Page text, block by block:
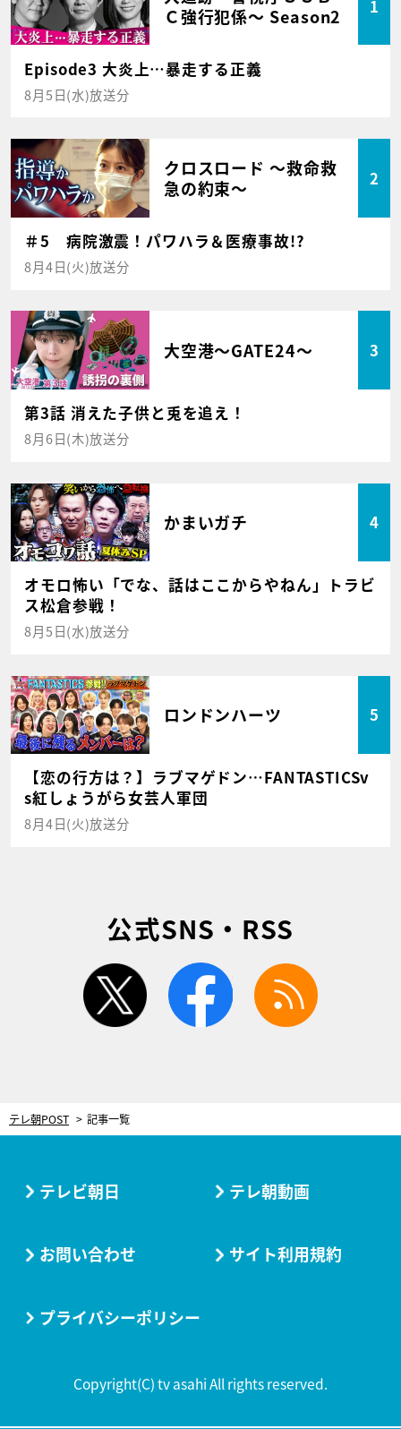
Ｃ強行犯係～ Season2
1
Episode3 大炎上…暴走する正義
8月5日(水)放送分
クロスロード ～救命救
急の約束～
2
＃5 病院激震！パワハラ＆医療事故!?
8月4日(火)放送分
大空港～GATE24～ 3
第3話 消えた子供と兎を追え！
8月6日(木)放送分
かまいガチ 4
オモロ怖い「でな、話はここからやねん」トラビ
ス松倉参戦！
8月5日(水)放送分
ロンドンハーツ 5
【恋の行方は？】ラブマゲドン…FANTASTICSv
s紅しょうがら女芸人軍団
8月4日(火)放送分
公式SNS・RSS
twitter facebook
テレ朝POST 記事一覧
テレビ朝日 テレ朝動画
お問い合わせ サイト利用規約
プライバシーポリシー
Copyright(C) tv asahi All rights reserved.